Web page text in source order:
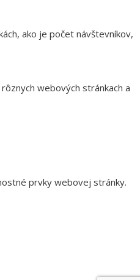
ako je počet návštevníkov,
webových stránkach a
prvky webovej stránky.